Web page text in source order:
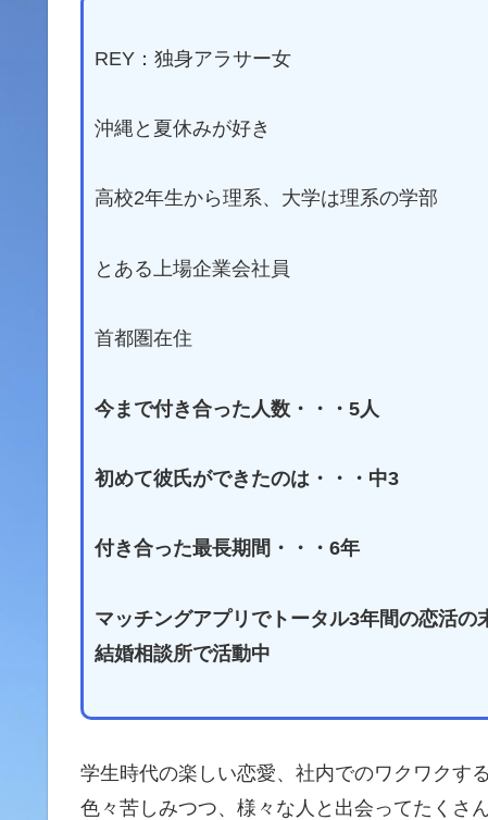
REY：独身アラサー女
沖縄と夏休みが好き
高校2年生から理系、大学は理系の学部
とある上場企業会社員
首都圏在住
今まで付き合った人数・・・5人
初めて彼氏ができたのは・・・中3
付き合った最長期間・・・6年
マッチングアプリでトータル3年間の恋活
結婚相談所で活動中
学生時代の楽しい恋愛、社内でのワクワクす
色々苦しみつつ、様々な人と出会ってたくさ